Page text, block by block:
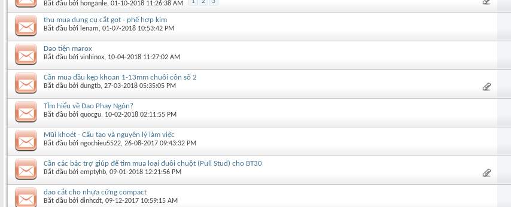
Bắt đầu bởi honganle‎, 01-10-2018 11:26:38 AM 1 2 3
thu mua dụng cụ cắt gọt - phế hợp kim
Bắt đầu bởi lenam‎, 01-07-2018 10:53:42 PM
Dao tiện marox
Bắt đầu bởi vinhinox‎, 10-04-2018 11:27:02 AM
Cần mua đầu kẹp khoan 1-13mm chuôi côn số 2
Bắt đầu bởi dungtb‎, 27-03-2018 05:35:05 PM
TÌm hiểu về Dao Phay Ngón?
Bắt đầu bởi quocgu‎, 10-02-2018 02:11:55 PM
Mũi khoét - Cấu tạo và nguyên lý làm việc
Bắt đầu bởi ngochieu5522‎, 26-08-2017 09:43:32 PM
Cần các bác trợ giúp để tìm mua loại đuôi chuột (Pull Stud) cho BT30
Bắt đầu bởi emptyhb‎, 09-01-2018 12:21:56 PM
dao cắt cho nhựa cứng compact
Bắt đầu bởi dinhcdt‎, 09-12-2017 10:59:15 AM